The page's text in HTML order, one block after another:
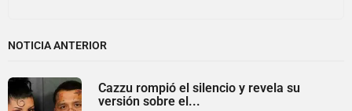
NOTICIA ANTERIOR
Cazzu rompió el silencio y revela su
versión sobre el...